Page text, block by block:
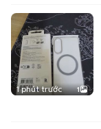
1 phút trước 1